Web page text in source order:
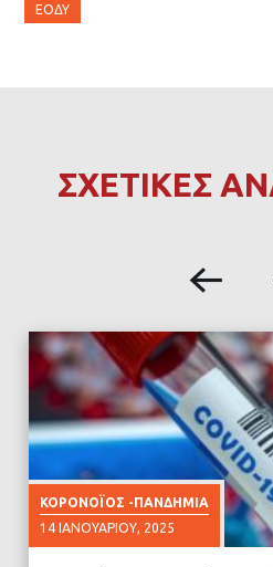
ΕΟΔΥ
ΣΧΕΤΙΚΕΣ
ΚΟΡΟΝΟΪΟΣ -ΠΑΝΔΗΜΙΑ
14 ΙΑΝΟΥΑΡΊΟΥ, 2025